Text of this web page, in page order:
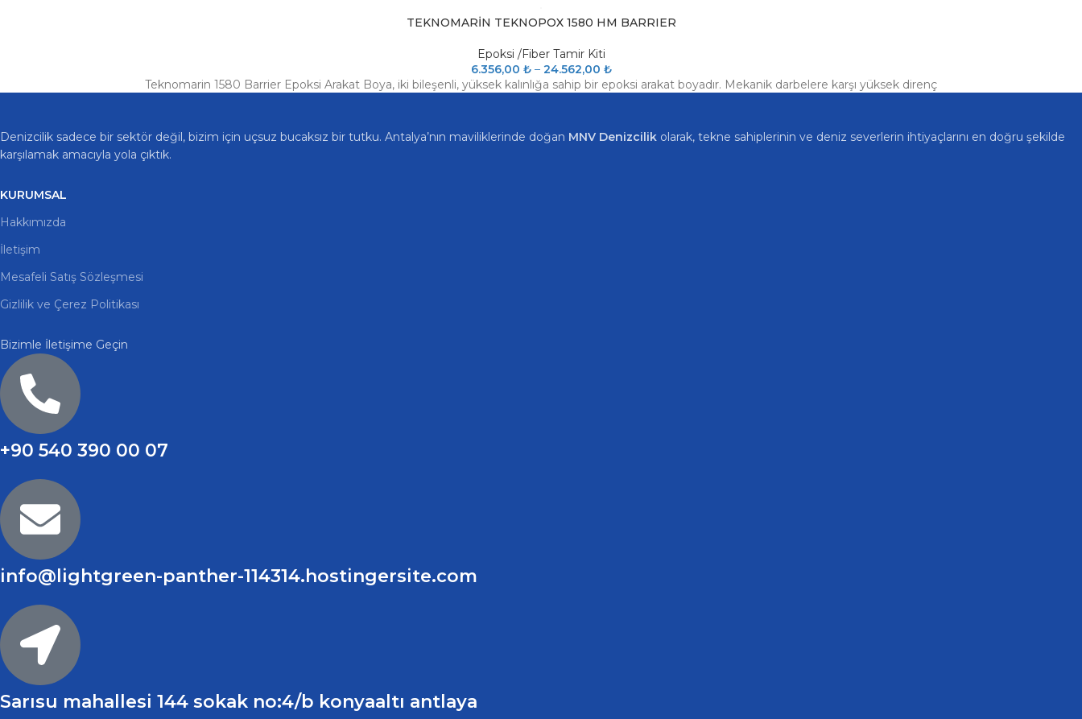
TEKNOMARİN TEKNOPOX 1580 HM BARRIER
Epoksi /Fiber Tamir Kiti
6.356,00 ₺ – 24.562,00 ₺
Teknomarin 1580 Barrier Epoksi Arakat Boya, iki bileşenli, yüksek kalınlığa sahip bir epoksi arakat boyadır. Mekanik darbelere karşı yüksek direnç
Denizcilik sadece bir sektör değil, bizim için uçsuz bucaksız bir tutku. Antalya’nın maviliklerinde doğan MNV Denizcilik olarak, tekne sahiplerinin ve deniz severlerin ihtiyaçlarını en doğru şekilde
karşılamak amacıyla yola çıktık.
KURUMSAL
Hakkımızda
İletişim
Mesafeli Satış Sözleşmesi
Gizlilik ve Çerez Politikası
Bizimle İletişime Geçin
+90 540 390 00 07
info@lightgreen-panther-114314.hostingersite.com
Sarısu mahallesi 144 sokak no:4/b konyaaltı antlaya